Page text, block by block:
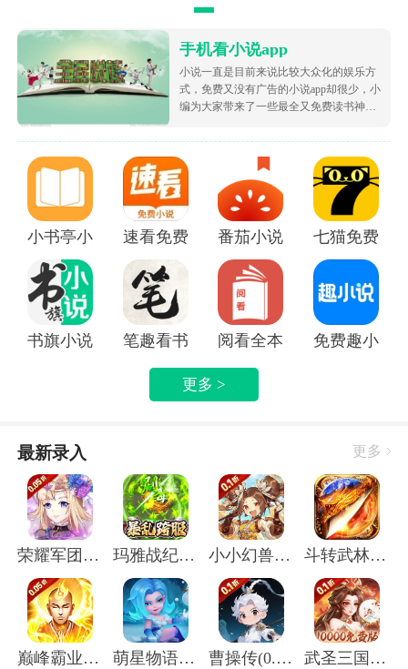
手机看小说app
小说一直是目前来说比较大众化的娱乐方
式，免费又没有广告的小说app却很少，小
编为大家带来了一些最全又免费读书神
小说资源，都很根据市场受欢迎的热度为
大家排序的哦，致力于带给大家好用的追
书软件！
小书亭小说 速看免费小说app番茄小说免费版下载安装
七猫免费阅
书旗小说APP笔趣看书小说app阅看全本免费小说APP
免费趣小说
更多 >
最新录入 更多
荣耀军团(0.05折主宰天命) 玛雅战纪(屠魔沉默专属) 小小幻兽录(虎踞中原0.1折) 斗转武林(圣金专属单职业)
巅峰霸业(封神榜0.05折) 萌星物语(登录送5星英雄) 曹操传(0.1折送终身元宝卡) 武圣三国(0.1无限代金免费版)